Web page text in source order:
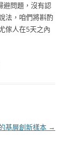
避問題，沒有認
法，咱們將斟酌
傢人在5天之內
基層創新樣本 →